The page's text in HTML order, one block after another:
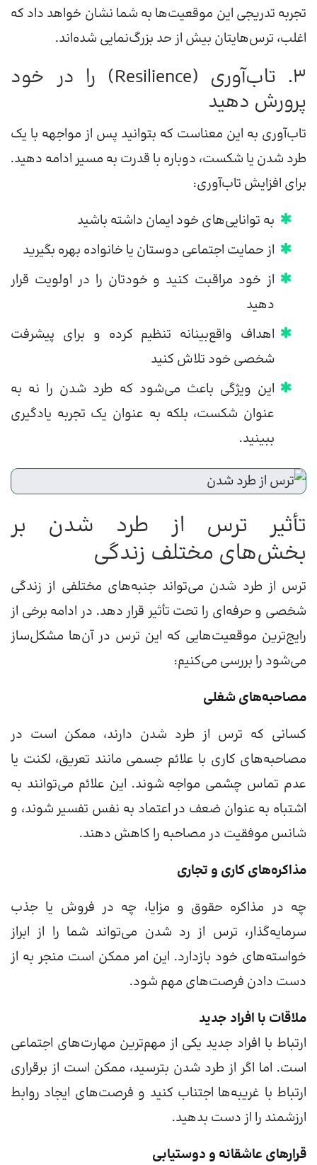
تجربه تدریجی این موقعیت‌ها به شما نشان خواهد داد که
اغلب، ترس‌هایتان بیش از حد بزرگ‌نمایی شده‌اند.
۳. تاب‌آوری (Resilience) را در خود
پرورش دهید
تاب‌آوری به این معناست که بتوانید پس از مواجهه با یک
طرد شدن یا شکست، دوباره با قدرت به مسیر ادامه دهید.
برای افزایش تاب‌آوری:
به توانایی‌های خود ایمان داشته باشید
از حمایت اجتماعی دوستان یا خانواده بهره بگیرید
از خود مراقبت کنید و خودتان را در اولویت قرار
دهید
اهداف واقع‌بینانه تنظیم کرده و برای پیشرفت
شخصی خود تلاش کنید
این ویژگی باعث می‌شود که طرد شدن را نه به
عنوان شکست، بلکه به عنوان یک تجربه یادگیری
ببینید.
تأثیر ترس از طرد شدن بر
بخش‌های مختلف زندگی
ترس از طرد شدن می‌تواند جنبه‌های مختلفی از زندگی
شخصی و حرفه‌ای را تحت تأثیر قرار دهد. در ادامه برخی از
رایج‌ترین موقعیت‌هایی که این ترس در آن‌ها مشکل‌ساز
می‌شود را بررسی می‌کنیم:
مصاحبه‌های شغلی
کسانی که ترس از طرد شدن دارند، ممکن است در
مصاحبه‌های کاری با علائم جسمی مانند تعریق، لکنت یا
عدم تماس چشمی مواجه شوند. این علائم می‌توانند به
اشتباه به عنوان ضعف در اعتماد به نفس تفسیر شوند، و
شانس موفقیت در مصاحبه را کاهش دهند.
مذاکره‌های کاری و تجاری
چه در مذاکره حقوق و مزایا، چه در فروش یا جذب
سرمایه‌گذار، ترس از رد شدن می‌تواند شما را از ابراز
خواسته‌های خود بازدارد. این امر ممکن است منجر به از
دست دادن فرصت‌های مهم شود.
ملاقات با افراد جدید
ارتباط با افراد جدید یکی از مهم‌ترین مهارت‌های اجتماعی
است. اما اگر از طرد شدن بترسید، ممکن است از برقراری
ارتباط با غریبه‌ها اجتناب کنید و فرصت‌های ایجاد روابط
ارزشمند را از دست بدهید.
قرارهای عاشقانه و دوستیابی